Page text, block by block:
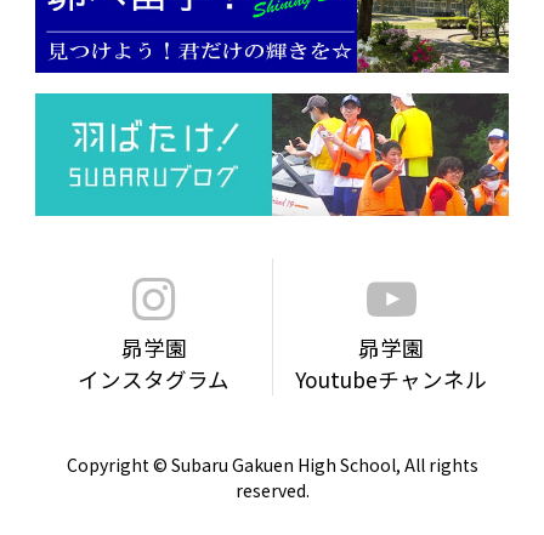
昴学園
インスタグラム
昴学園
Youtubeチャンネル
Copyright © Subaru Gakuen High School, All rights
reserved.